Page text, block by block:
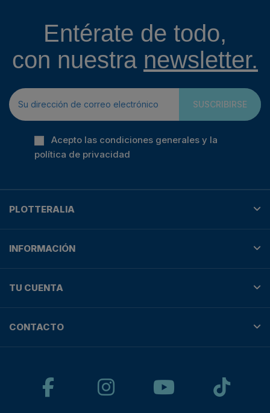
Entérate de todo,
con nuestra newsletter.
SUSCRIBIRSE
Acepto las condiciones generales y la
política de privacidad
PLOTTERALIA
INFORMACIÓN
TU CUENTA
CONTACTO